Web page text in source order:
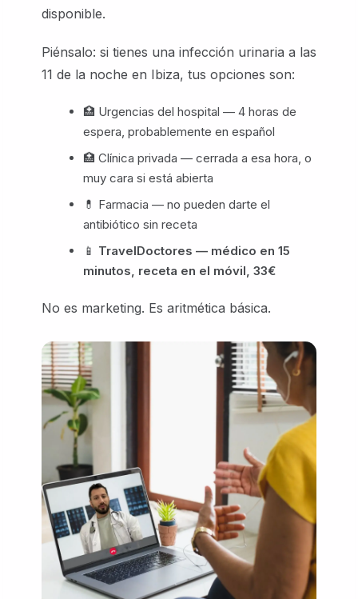
disponible.
Piénsalo: si tienes una infección urinaria a las
11 de la noche en Ibiza, tus opciones son:
🏥 Urgencias del hospital — 4 horas de
espera, probablemente en español
🏥 Clínica privada — cerrada a esa hora, o
muy cara si está abierta
💊 Farmacia — no pueden darte el
antibiótico sin receta
📱 TravelDoctores — médico en 15
minutos, receta en el móvil, 33€
No es marketing. Es aritmética básica.